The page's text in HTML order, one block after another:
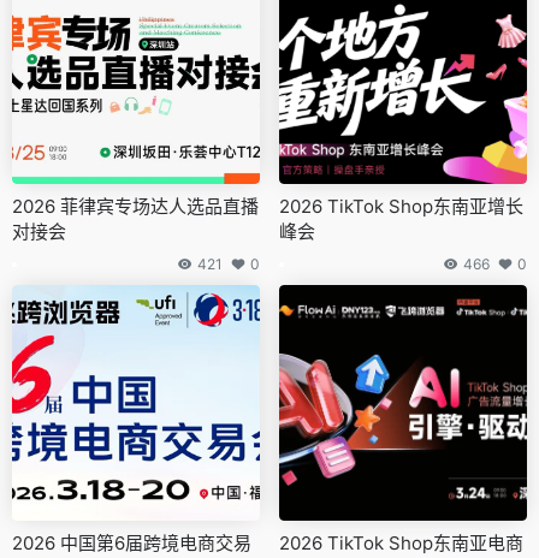
2026 菲律宾专场达人选品直播
对接会
421 0
2026 TikTok Shop东南亚增长
峰会
466 0
2026 中国第6届跨境电商交易
2026 TikTok Shop东南亚电商